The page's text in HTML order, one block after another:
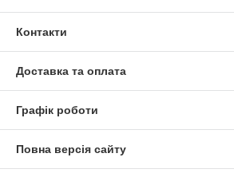
Контакти
Доставка та оплата
Графік роботи
Повна версія сайту